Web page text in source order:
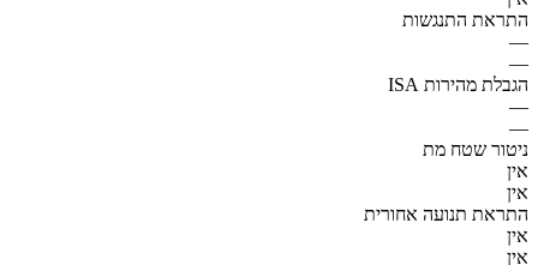
התראת התנגשות
—
—
הגבלת מהירות ISA
—
—
ניטור שטח מת
אין
אין
התראת תנועה אחורית
אין
אין